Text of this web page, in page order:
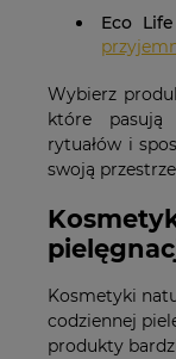
Eco
Wybierz
które pasują
rytuałów i
swoją
Kosmetyki
codziennej
produkty